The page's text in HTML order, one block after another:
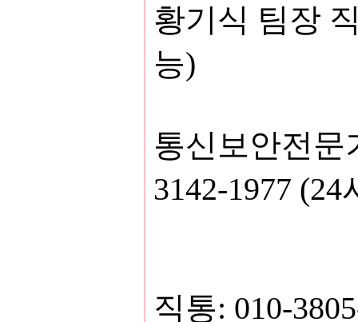
황기식 팀장
능)
통신보안전문
3142-1977
직통: 010-